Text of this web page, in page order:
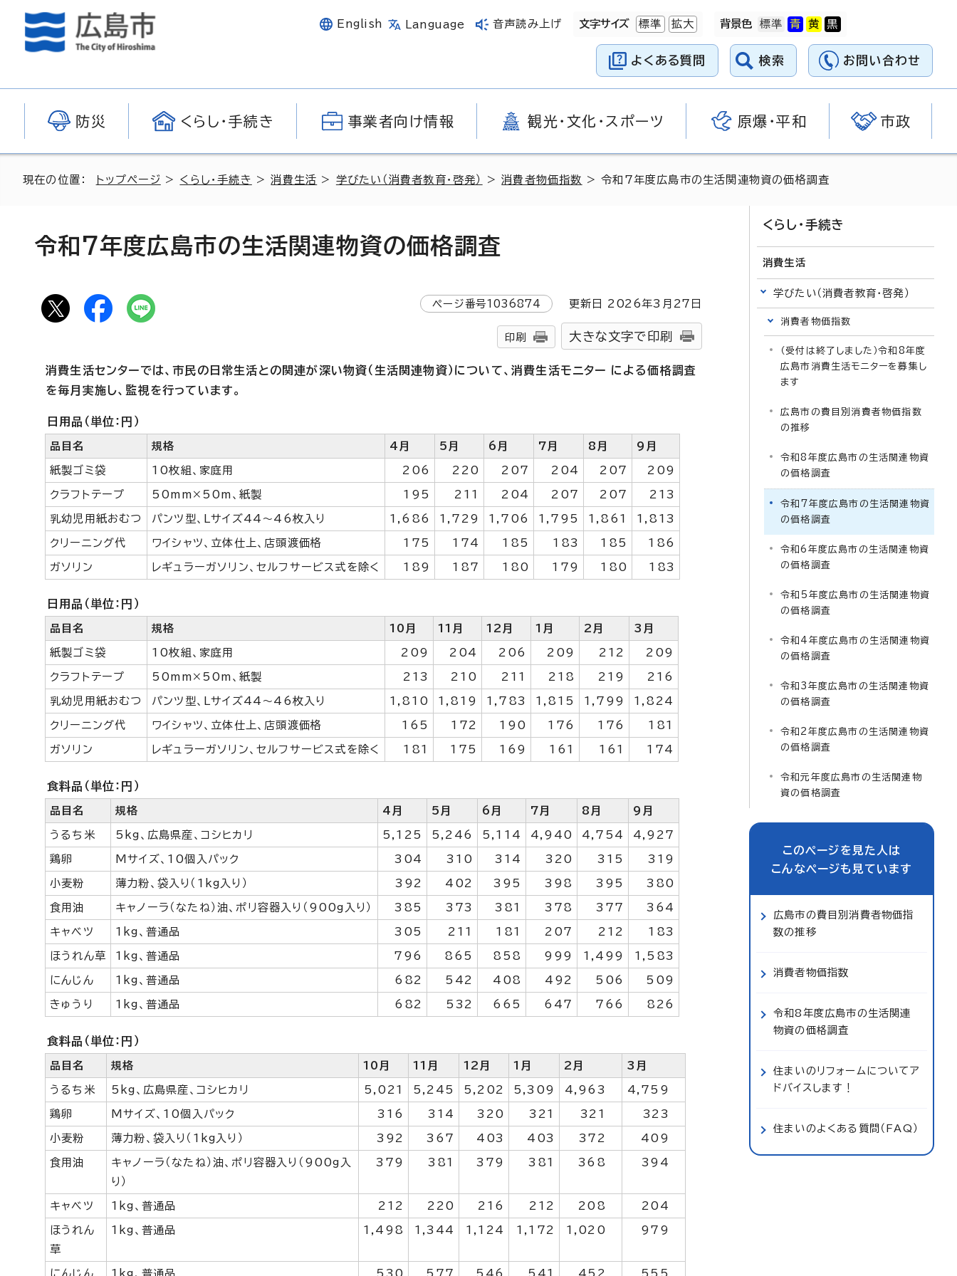
English Language 音声読み上げ 文字サイズ 標準 拡大 背景色
よくある質問 検索 お問い合わせ
防災 くらし・手続き 事業者向け情報 観光・文化・スポーツ 原爆・平和 市政
現在の位置： トップページ > くらし・手続き >消費生活 > 学びたい（消費者教育・啓発） >消費者物価指数 > 令和7年度広島市の生活関連物資の価格調査
令和7年度広島市の生活関連物資の価格調査
ページ番号1036874 更新日 2026年3月 27 日
印刷 大きな文字で印刷
消費生活センターでは、市民の日常生活との関連が深い物資（生活関連物資）について、消費生活モニター による価格調査
を毎月実施し、監視を行っています。
日用品（単位：円）
品目名 規格 4月 5月 6月 7月 8月 9月
紙製ゴミ袋 10枚組、家庭用 206 220 207 204 207 209
クラフトテープ 50mm×50m、紙製 195 211 204 207 207 213
乳幼児用紙おむつ パンツ型、Lサイズ44～46枚入り 1,686 1,729 1,706 1,795 1,861 1,813
クリーニング代 ワイシャツ、立体仕上、店頭渡価格 175 174 185 183 185 186
ガソリン レギュラーガソリン、セルフサービス式を除く 189 187 180 179 180 183
日用品（単位：円）
品目名 規格 10月 11月 12月 1月 2月 3月
紙製ゴミ袋 10枚組、家庭用 209 204 206 209 212 209
クラフトテープ 50mm×50m、紙製 213 210 211 218 219 216
乳幼児用紙おむつ パンツ型、Lサイズ44～46枚入り 1,810 1,819 1,783 1,815 1,799 1,824
クリーニング代 ワイシャツ、立体仕上、店頭渡価格 165 172 190 176 176 181
ガソリン レギュラーガソリン、セルフサービス式を除く 181 175 169 161 161 174
食料品（単位：円）
品目名 規格 4月 5月 6月 7月 8月 9月
うるち米 5kg、広島県産、コシヒカリ 5,125 5,246 5,114 4,940 4,754 4,927
鶏卵 Mサイズ、10個入パック 304 310 314 320 315 319
小麦粉 薄力粉、袋入り（1kg入り） 392 402 395 398 395 380
食用油 キャノーラ（なたね）油、ポリ容器入り（900g入り） 385 373 381 378 377 364
キャベツ 1kg、普通品 305 211 181 207 212 183
ほうれん草 1kg、普通品 796 865 858 999 1,499 1,583
にんじん 1kg、普通品 682 542 408 492 506 509
きゅうり 1kg、普通品 682 532 665 647 766 826
食料品（単位：円）
品目名 規格 10月 11月 12月 1月 2月 3月
うるち米 5kg、広島県産、コシヒカリ 5,021 5,245 5,202 5,309 4,963 4,759
鶏卵 Mサイズ、10個入パック 316 314 320 321 321 323
小麦粉 薄力粉、袋入り（1kg入り） 392 367 403 403 372 409
食用油
キャノーラ（なたね）油、ポリ容器入り（900g入
り）
379 381 379 381 368 394
キャベツ 1kg、普通品 212 220 216 212 208 204
ほうれん
草
1kg、普通品 1,498 1,344 1,124 1,172 1,020 979
にんじん 1kg、普通品 530 577 546 541 452 555
くらし・手続き
消費生活
学びたい（消費者教育・啓発）
消費者物価指数
（受付は終了しました）令和8年度
広島市消費生活モニターを募集し
ます
広島市の費目別消費者物価指数
の推移
令和8年度広島市の生活関連物資
の価格調査
令和7年度広島市の生活関連物資
の価格調査
令和6年度広島市の生活関連物資
の価格調査
令和5年度広島市の生活関連物資
の価格調査
令和4年度広島市の生活関連物資
の価格調査
令和3年度広島市の生活関連物資
の価格調査
令和2年度広島市の生活関連物資
の価格調査
令和元年度広島市の生活関連物
資の価格調査
このページを見た人は
こんなページも見ています
広島市の費目別消費者物価指
数の推移
消費者物価指数
令和8年度広島市の生活関連
物資の価格調査
住まいのリフォームについてア
ドバイスします！
住まいのよくある質問（FAQ）